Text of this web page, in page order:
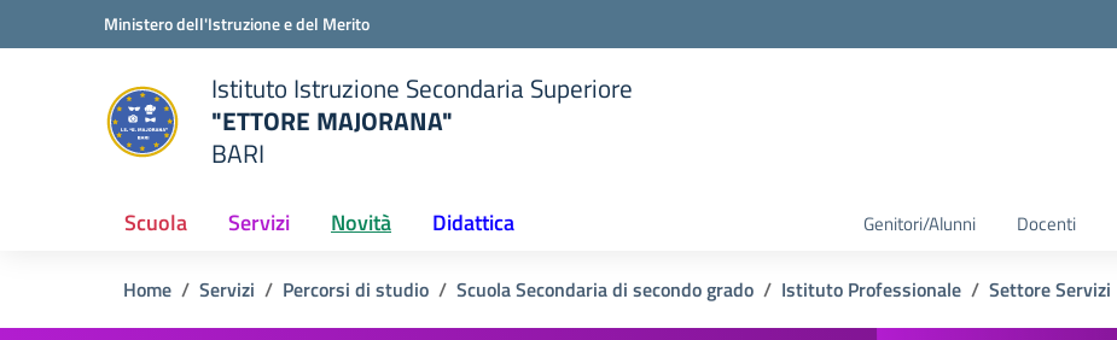
Vai ai contenuti
Vai al menu di navigazioneMinistero dell'Istruzione e del Merito
scuola
Istituto Istruzione Secondaria Superiore
"ETTORE MAJORANA"
BARI
Scuola Servizi Novità Didattica Genitori/Alunni Docenti
Home Servizi Percorsi di studio Scuola Secondaria di secondo grado Istituto Professionale Settore Servizi